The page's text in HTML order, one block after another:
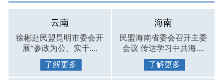
云南
徐彬赴民盟昆明市委会开
展“参政为公、实干....
了解更多
海南
民盟海南省委会召开主委
会议 传达学习中共海....
了解更多